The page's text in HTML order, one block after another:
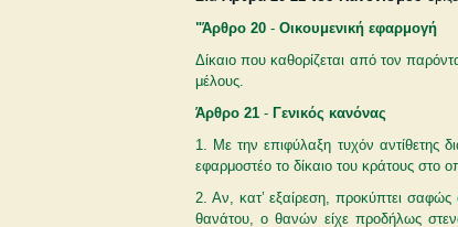
"Άρθρο 20 - Οικουμενική εφαρμογή
Δίκαιο που καθορίζεται από τον
μέλους.
Άρθρο 21 - Γενικός κανόνας
1. Με την επιφύλαξη τυχόν αντίθετης
εφαρμοστέο το δίκαιο του κράτους στο
2. Αν, κατ’ εξαίρεση, προκύπτει
θανάτου, ο θανών είχε προδήλως